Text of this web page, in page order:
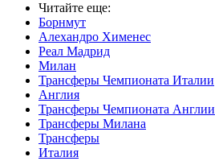
Читайте еще:
Борнмут
Алехандро Хименес
Реал Мадрид
Милан
Трансферы Чемпионата Италии
Англия
Трансферы Чемпионата Англии
Трансферы Милана
Трансферы
Италия